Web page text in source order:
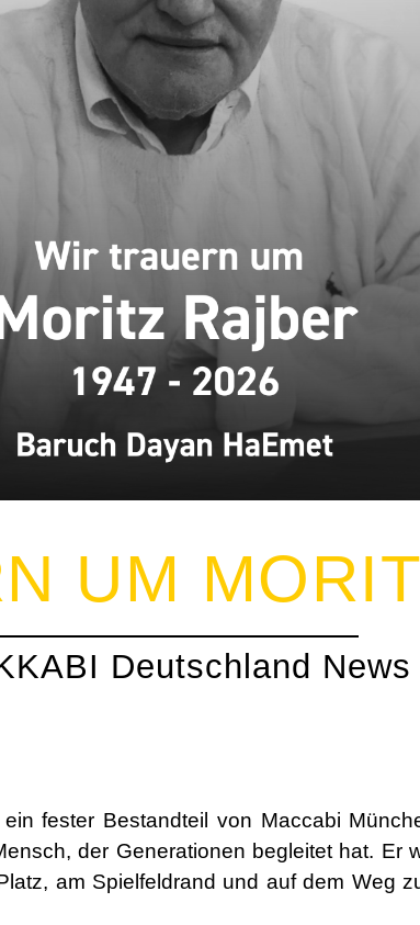
UM
Deutschland News
fester Bestandteil von Maccabi
der Generationen begleitet hat. Er
am Spielfeldrand und auf dem Weg